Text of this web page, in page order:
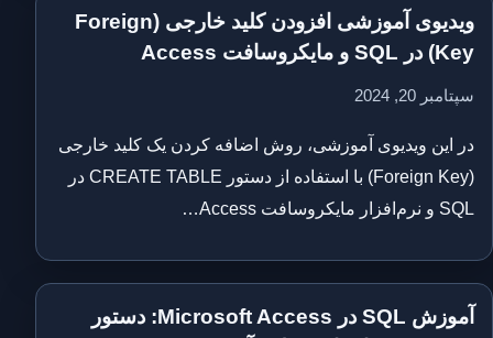
ویدیوی آموزشی افزودن کلید خارجی (Foreign
Key) در SQL و مایکروسافت Access
سپتامبر 20, 2024
در این ویدیوی آموزشی، روش اضافه کردن یک کلید خارجی
(Foreign Key) با استفاده از دستور CREATE TABLE در
SQL و نرم‌افزار مایکروسافت Access…
آموزش SQL در Microsoft Access: دستور